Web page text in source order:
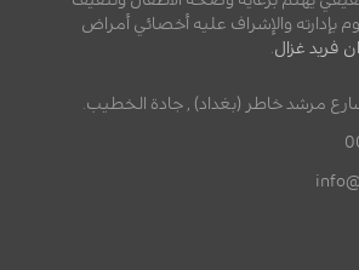
بإدارته والإشراف عليه أخصائي أمراض
فريد غزال
مرشد خاطر (بغداد) , جادة الخطيب.